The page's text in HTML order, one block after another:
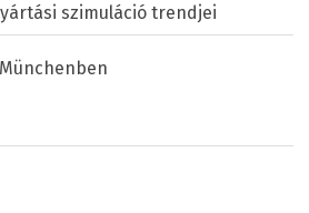
szimuláció trendjei